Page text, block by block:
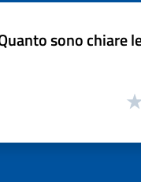
sono chiare